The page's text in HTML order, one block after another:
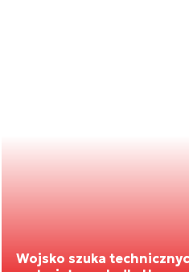
Wojsko szuka